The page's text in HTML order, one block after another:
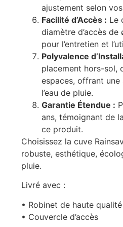
ajustement selon
Facilité d’Accès : Le
diamètre d’accès
pour l’entretien et
Polyvalence
placement hors-sol,
espaces, offrant
l’eau de pluie.
Garantie Étendue :
ans, témoignant de
ce produit.
Choisissez la cuve
robuste, esthétique,
pluie.
Livré avec :
• Robinet de haute
• Couvercle d’accès